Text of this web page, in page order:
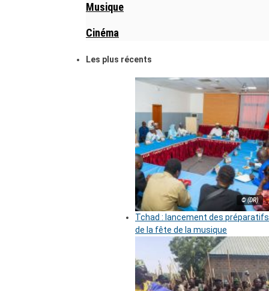
Musique
Cinéma
Les plus récents
© (DR)
Tchad : lancement des préparatifs
de la fête de la musique